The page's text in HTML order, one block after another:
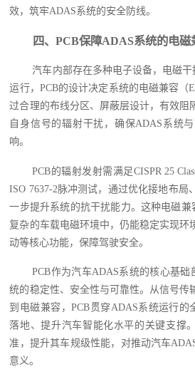
效，筑牢ADAS系统的安全防线。
四、PCB保障ADAS系统的电磁
汽车内部存在多种电子设备，电磁
运行，PCB的设计决定系统的电磁兼容（
过合理的布线分区、屏蔽层设计，有效阻
自身信号的辐射干扰，确保ADAS系统
响。
PCB的辐射发射需满足CISPR 25
ISO 7637-2脉冲测试，通过优化接地布局
一步提升系统的抗干扰能力。这种电磁
复杂的车载电磁环境中，仍能稳定实现环
动等核心功能，保障驾驶安全。
PCB作为汽车ADAS系统的核心基
统的稳定性、安全性与可靠性。从信号传
到电磁兼容，PCB贯穿ADAS系统运行的
落地、提升汽车智能化水平的关键支撑
准，提升其车规级性能，对推动汽车
意义。